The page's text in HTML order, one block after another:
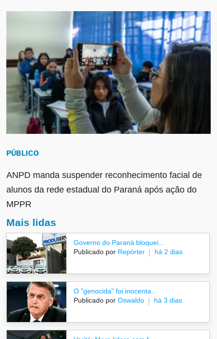
PÚBLICO
ANPD manda suspender reconhecimento facial de
alunos da rede estadual do Paraná após ação do
MPPR
Mais lidas
Governo do Paraná bloquei...
Publicado por Repórter há 2 dias
O "genocida" foi inocenta...
Publicado por Oswaldo há 3 dias